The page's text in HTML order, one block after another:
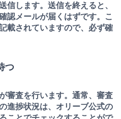
信します。送信を終えると、
認メールが届くはずです。こ
載されていますので、必ず確
つ
審査を行います。通常、審査
進捗状況は、オリーブ公式の